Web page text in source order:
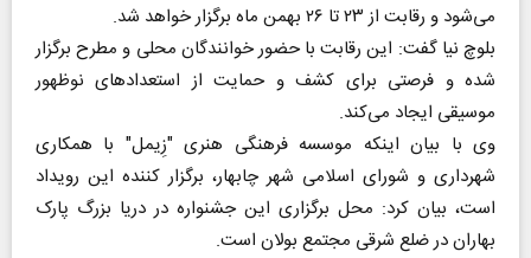
می‌شود و رقابت از ۲۳ تا ۲۶ بهمن ماه برگزار خواهد شد.
بلوچ نیا گفت: این رقابت با حضور خوانندگان محلی و مطرح برگزار
شده و فرصتی برای کشف و حمایت از استعدادهای نوظهور
موسیقی ایجاد می‌کند.
وی با بیان اینکه موسسه فرهنگی هنری "زِیمل" با همکاری
شهرداری و شورای اسلامی شهر چابهار، برگزار کننده این رویداد
است، بیان کرد: محل برگزاری این جشنواره در دریا بزرگ پارک
بهاران در ضلع شرقی مجتمع بولان است.